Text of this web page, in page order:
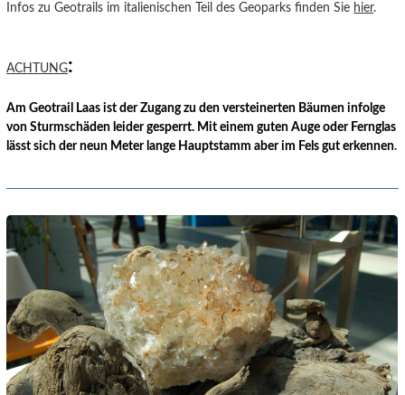
Infos zu Geotrails im italienischen Teil des Geoparks finden Sie hier.
ACHTUNG:
Am Geotrail Laas ist der Zugang zu den versteinerten Bäumen infolge
von Sturmschäden leider gesperrt. Mit einem guten Auge oder Fernglas
lässt sich der neun Meter lange Hauptstamm aber im Fels gut erkennen.